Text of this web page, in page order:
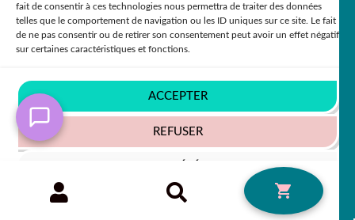
fait de consentir à ces technologies nous permettra de traiter des données
telles que le comportement de navigation ou les ID uniques sur ce site. Le fait
de ne pas consentir ou de retirer son consentement peut avoir un effet négatif
sur certaines caractéristiques et fonctions.
ACCEPTER
REFUSER
Politique de confidentialité
Recherche
RECHERCHE